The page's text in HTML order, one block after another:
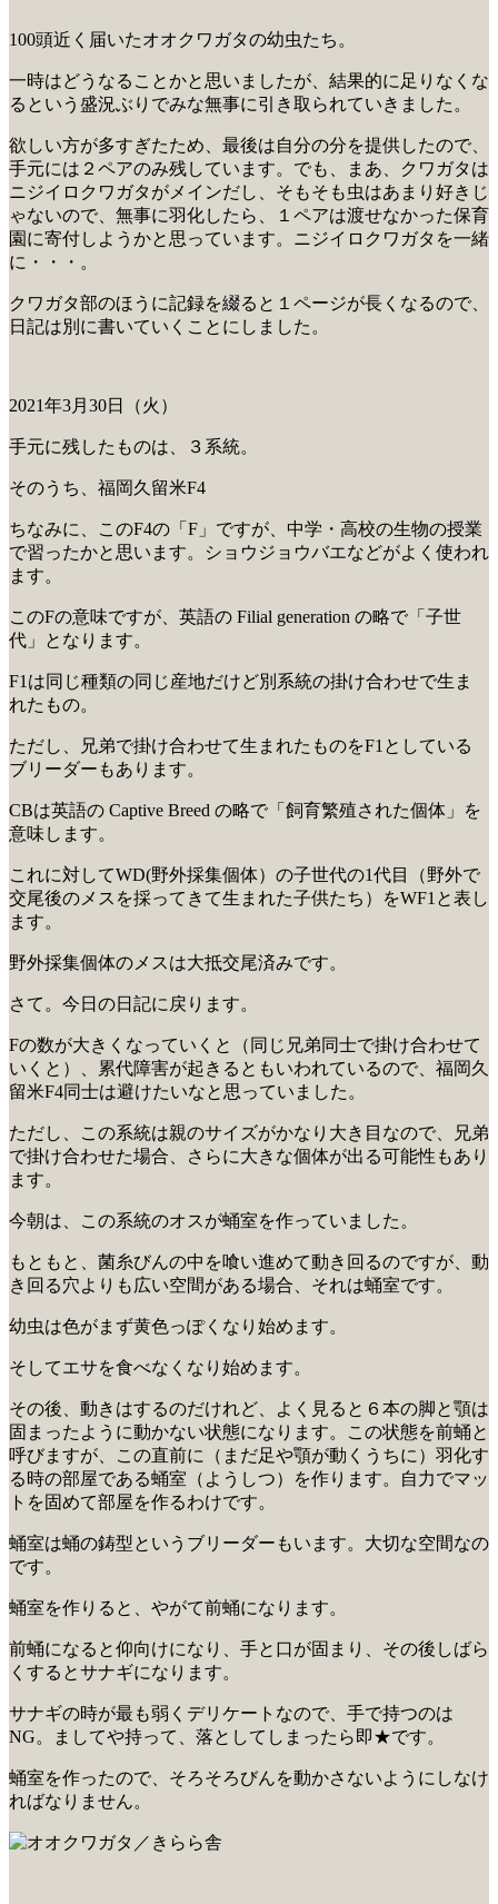
100頭近く届いたオオクワガタの幼虫たち。
一時はどうなることかと思いましたが、結果的に足りなくな
るという盛況ぶりでみな無事に引き取られていきました。
欲しい方が多すぎたため、最後は自分の分を提供したので、
手元には２ペアのみ残しています。でも、まあ、クワガタは
ニジイロクワガタがメインだし、そもそも虫はあまり好きじ
ゃないので、無事に羽化したら、１ペアは渡せなかった保育
園に寄付しようかと思っています。ニジイロクワガタを一緒
に・・・。
クワガタ部のほうに記録を綴ると１ページが長くなるので、
日記は別に書いていくことにしました。
2021年3月30日（火）
手元に残したものは、３系統。
そのうち、福岡久留米F4
ちなみに、このF4の「F」ですが、中学・高校の生物の授業
で習ったかと思います。ショウジョウバエなどがよく使われ
ます。
このFの意味ですが、英語の Filial generation の略で「子世
代」となります。
F1は同じ種類の同じ産地だけど別系統の掛け合わせで生ま
れたもの。
ただし、兄弟で掛け合わせて生まれたものをF1としている
ブリーダーもあります。
CBは英語の Captive Breed の略で「飼育繁殖された個体」を
意味します。
これに対してWD(野外採集個体）の子世代の1代目（野外で
交尾後のメスを採ってきて生まれた子供たち）をWF1と表し
ます。
野外採集個体のメスは大抵交尾済みです。
さて。今日の日記に戻ります。
Fの数が大きくなっていくと（同じ兄弟同士で掛け合わせて
いくと）、累代障害が起きるともいわれているので、福岡久
留米F4同士は避けたいなと思っていました。
ただし、この系統は親のサイズがかなり大き目なので、兄弟
で掛け合わせた場合、さらに大きな個体が出る可能性もあり
ます。
今朝は、この系統のオスが蛹室を作っていました。
もともと、菌糸びんの中を喰い進めて動き回るのですが、動
き回る穴よりも広い空間がある場合、それは蛹室です。
幼虫は色がまず黄色っぽくなり始めます。
そしてエサを食べなくなり始めます。
その後、動きはするのだけれど、よく見ると６本の脚と顎は
固まったように動かない状態になります。この状態を前蛹と
呼びますが、この直前に（まだ足や顎が動くうちに）羽化す
る時の部屋である蛹室（ようしつ）を作ります。自力でマッ
トを固めて部屋を作るわけです。
蛹室は蛹の鋳型というブリーダーもいます。大切な空間なの
です。
蛹室を作りると、やがて前蛹になります。
前蛹になると仰向けになり、手と口が固まり、その後しばら
くするとサナギになります。
サナギの時が最も弱くデリケートなので、手で持つのは
NG。ましてや持って、落としてしまったら即★です。
蛹室を作ったので、そろそろびんを動かさないようにしなけ
ればなりません。